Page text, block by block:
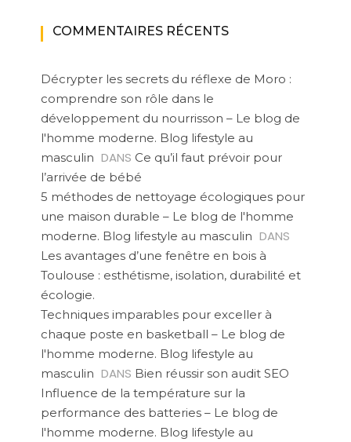
COMMENTAIRES RÉCENTS
Décrypter les secrets du réflexe de Moro :
comprendre son rôle dans le
développement du nourrisson – Le blog de
l'homme moderne. Blog lifestyle au
masculin DANS Ce qu’il faut prévoir pour
l’arrivée de bébé
5 méthodes de nettoyage écologiques pour
une maison durable – Le blog de l'homme
moderne. Blog lifestyle au masculin DANS
Les avantages d’une fenêtre en bois à
Toulouse : esthétisme, isolation, durabilité et
écologie.
Techniques imparables pour exceller à
chaque poste en basketball – Le blog de
l'homme moderne. Blog lifestyle au
masculin DANS Bien réussir son audit SEO
Influence de la température sur la
performance des batteries – Le blog de
l'homme moderne. Blog lifestyle au